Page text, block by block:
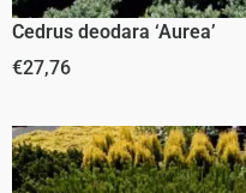
Cedrus deodara ‘Aurea’
€27,76